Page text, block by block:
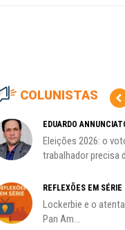
COLUNISTAS
EDUARDO
Eleições 2026: o
trabalhador precisa
REFLEXÕES EM SÉRIE
Lockerbie e o
Pan Am...